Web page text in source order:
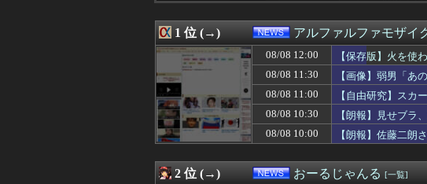
08/08 12:00
「非常に残念」高市総理と面会
08/08 12:00
「経営の神様」の水道哲学、ネ
08/08 11:55
わいせつな行為疑いで逮捕 エ
08/08 11:50
路上駐車経験率が過去最少の
08/08 11:48
サウジ・パキスタン・トルコ3カ
08/08 11:40
中国、海上自衛隊のトマホーク
08/08 11:40
【動画】どう見ても車がヤバい
08/08 11:40
【速報】秋田県、オイルマネー
08/08 11:38
【悲報】大石あきこ前衆院議員
08/08 11:30
【画像】弱男「あのっ…！よか
08/08 11:30
【斉藤慎二】フェラで懲役7年求
1 位 (→) アルファルファモザイ
08/08 12:00
【保存版】火を使
08/08 11:30
【画像】弱男「あ
08/08 11:00
【自由研究】スカ
08/08 10:30
【朗報】見せブラ
08/08 10:00
【朗報】佐藤二朗
2 位 (→) おーるじゃんる [一覧]